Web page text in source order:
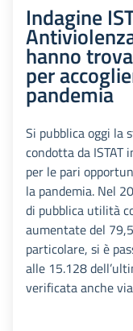
Indagine
hanno
per
pandemia
Si pubblica oggi la
condotta da ISTAT
per le pari
la pandemia. Nel
di pubblica utilità
aumentate del
particolare, si è
alle 15.128
verificata anche